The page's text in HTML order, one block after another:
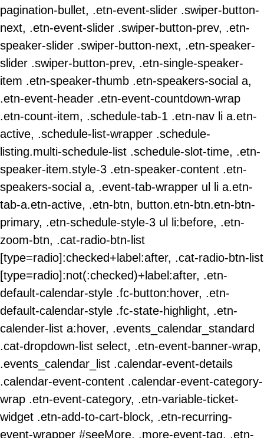
pagination-bullet, .etn-event-slider .swiper-button-
next, .etn-event-slider .swiper-button-prev, .etn-
speaker-slider .swiper-button-next, .etn-speaker-
slider .swiper-button-prev, .etn-single-speaker-
item .etn-speaker-thumb .etn-speakers-social a,
.etn-event-header .etn-event-countdown-wrap
.etn-count-item, .schedule-tab-1 .etn-nav li a.etn-
active, .schedule-list-wrapper .schedule-
listing.multi-schedule-list .schedule-slot-time, .etn-
speaker-item.style-3 .etn-speaker-content .etn-
speakers-social a, .event-tab-wrapper ul li a.etn-
tab-a.etn-active, .etn-btn, button.etn-btn.etn-btn-
primary, .etn-schedule-style-3 ul li:before, .etn-
zoom-btn, .cat-radio-btn-list
[type=radio]:checked+label:after, .cat-radio-btn-list
[type=radio]:not(:checked)+label:after, .etn-
default-calendar-style .fc-button:hover, .etn-
default-calendar-style .fc-state-highlight, .etn-
calender-list a:hover, .events_calendar_standard
.cat-dropdown-list select, .etn-event-banner-wrap,
.events_calendar_list .calendar-event-details
.calendar-event-content .calendar-event-category-
wrap .etn-event-category, .etn-variable-ticket-
widget .etn-add-to-cart-block, .etn-recurring-
event-wrapper #seeMore, .more-event-tag, .etn-